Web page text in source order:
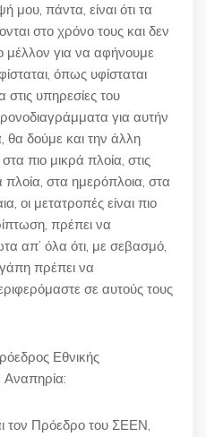
μου, πάντα, είναι ότι τα
στο χρόνο τους και δεν
μέλλον για να αφήνουμε
όπως υφίσταται
υπηρεσίες του
για αυτήν
θα δούμε και την άλλη
πιο μικρά πλοία, στις
πλοία, στα ημερόπλοια, στα
οι μετατροπές είναι πιο
πρέπει να
απ’ όλα ότι, με σεβασμό,
πρέπει να
σε αυτούς τους
Εθνικής
τον Πρόεδρο του ΣΕΕΝ,